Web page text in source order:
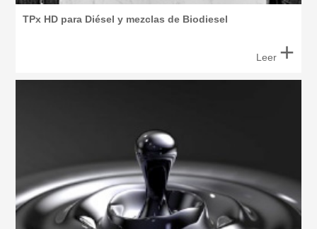
TPx HD para Diésel y mezclas de Biodiesel
Leer +